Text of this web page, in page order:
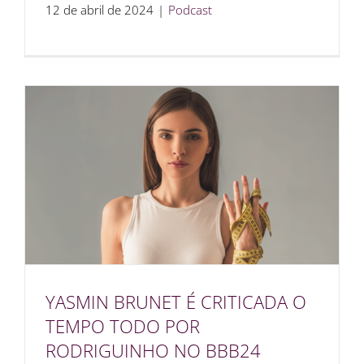
12 de abril de 2024 | Podcast
YASMIN BRUNET É CRITICADA O
TEMPO TODO POR
RODRIGUINHO NO BBB24